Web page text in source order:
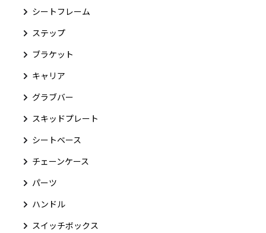
シートフレーム
ステップ
ブラケット
キャリア
グラブバー
スキッドプレート
シートベース
チェーンケース
パーツ
ハンドル
スイッチボックス